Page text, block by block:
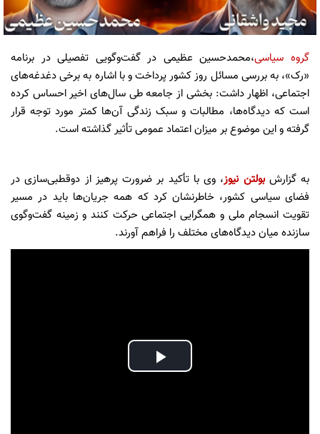
گروه سیاسی،محمدحسین عظیمی در گفت‌وگویی تفصیلی در برنامه
«رک»، به بررسی مسائل روز کشور پرداخت و با اشاره به برخی دغدغه‌های
اجتماعی، اظهار داشت: بخشی از جامعه طی سال‌های اخیر احساس کرده
است که دیدگاه‌ها، مطالبات و سبک زندگی آن‌ها کمتر مورد توجه قرار
گرفته و این موضوع بر میزان اعتماد عمومی تأثیر گذاشته است.
به گزارشبولتن نیوز، وی با تأکید بر ضرورت پرهیز از دوقطبی‌سازی در
فضای سیاسی کشور، خاطرنشان کرد که همه جریان‌ها باید در مسیر
تقویت انسجام ملی و همگرایی اجتماعی حرکت کنند و زمینه گفت‌وگوی
سازنده میان دیدگاه‌های مختلف را فراهم آورند.
Play